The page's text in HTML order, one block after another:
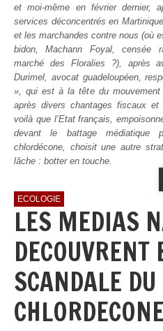
et moi-même en février dernier,
services déconcentrés en
et les marchandes contre nous (où
bidon, Machann Foyal, censée
marché des Floralies ?), après
Durimel, avocat guadeloupéen,
», qui est à la tête du mouvement
après divers chantages fiscaux
voilà que l’Etat français,
devant le battage médiatique
chlordécone, choisit une autre
lâche : botter en touche.
ECOLOGIE
LES MEDIAS
SCANDALE DU
CHLORDECONE